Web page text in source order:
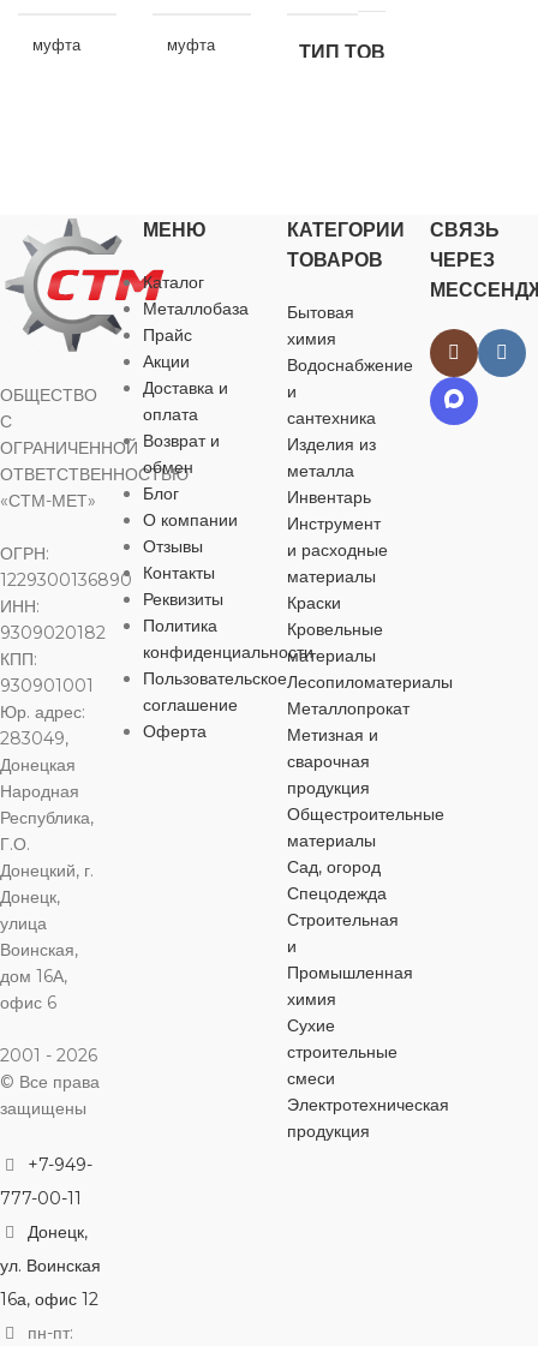
муфта
отопления
МАТЕРИАЛ
латунь
25 мм
ТИП
ПРИСОЕДИНЕНИЯ
резьбовой
ДИАМЕТР
РЕЗЬБЫ
1″
РЕЗЬБА
ВИД ФИТИНГА
соединительный
муфта
МАТЕРИАЛ
латунь
ДЛИНА 60 мм
ДИАМЕТР
ТИП
ПРИСОЕДИНЕНИЯ
резьбовой
ДИАМЕТР
РЕЗЬБЫ
ВН
соединительный
ТИП ТОВАРА
газоснабжения
для
МАТЕРИАЛ
латунь
ДЛИНА
ДИАМЕТР
ТИП
ПРИСОЕДИНЕНИЯ
резьбовой
ДИАМЕТР
РЕЗЬБЫ
3/4″
ВИД ФИТИНГА
соединительный
ОБЩЕСТВО
С
ОГРАНИЧЕННОЙ
ОТВЕТСТВЕННОСТЬЮ
«СТМ-МЕТ»
ОГРН:
1229300136890
ИНН:
9309020182
КПП:
930901001
Юр. адрес:
283049,
Донецкая
Народная
Республика,
Г.О.
Донецкий, г.
Донецк,
улица
Воинская,
дом 16А,
офис 6
2001 - 2026
© Все права
защищены
+7-949-
777-00-11
Донецк,
ул. Воинская
16а, офис 12
пн-пт:
МЕНЮ
Каталог
Металлобаза
Прайс
Акции
Доставка и
оплата
Возврат и
обмен
Блог
О компании
Отзывы
Контакты
Реквизиты
Политика
конфиденциальности
Пользовательское
соглашение
Оферта
КАТЕГОРИИ
ТОВАРОВ
Бытовая
химия
Водоснабжение
и
сантехника
Изделия из
металла
Инвентарь
Инструмент
и расходные
материалы
Краски
Кровельные
материалы
Лесопиломатериалы
Металлопрокат
Метизная и
сварочная
продукция
Общестроительные
материалы
Сад, огород
Спецодежда
Строительная
и
Промышленная
химия
Сухие
строительные
смеси
Электротехническая
продукция
СВЯЗЬ
ЧЕРЕЗ